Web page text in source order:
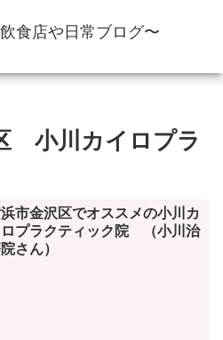
食店や日常ブログ〜
小川カイロプラ
市金沢区でオススメの小川カ
プラクティック院 （小川治
さん）